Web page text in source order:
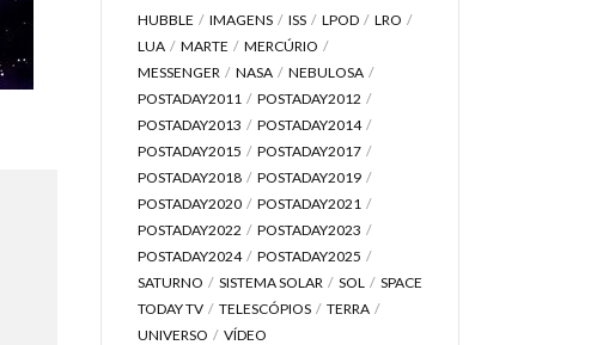
HUBBLE
IMAGENS ISS LPOD
LRO
LUA
MARTE
MERCÚRIO
MESSENGER
NASA
NEBULOSA
POSTADAY2011
POSTADAY2012
POSTADAY2013
POSTADAY2014
POSTADAY2015
POSTADAY2017
POSTADAY2018
POSTADAY2019
POSTADAY2020
POSTADAY2021
POSTADAY2022
POSTADAY2023
POSTADAY2024
POSTADAY2025
SATURNO
SISTEMA SOLAR SOL
SPACE
TODAY TV
TELESCÓPIOS
TERRA
UNIVERSO
VÍDEO